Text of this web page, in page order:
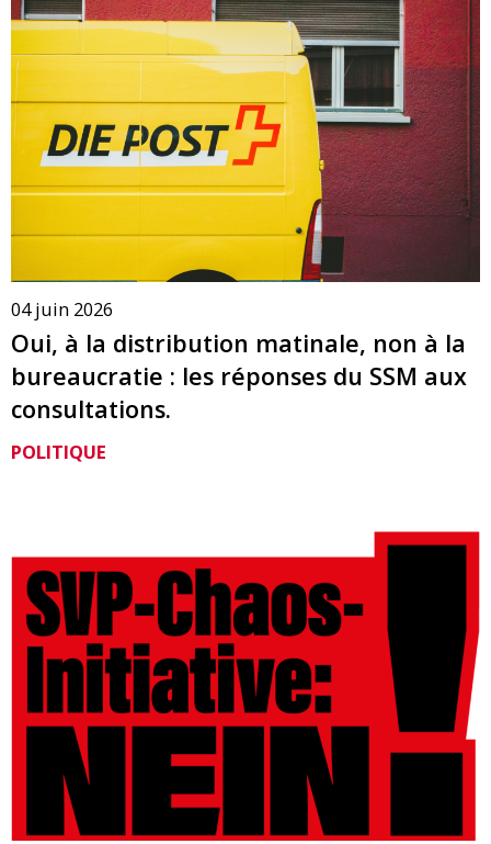
04 juin 2026
Oui, à la distribution matinale, non à la
bureaucratie : les réponses du SSM aux
consultations.
POLITIQUE